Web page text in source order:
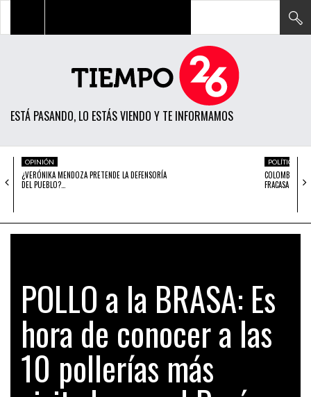
ESTÁ PASANDO, LO ESTÁS VIENDO Y TE INFORMAMOS
POLÍTICA
ECONOMÍA
SOCIEDAD
OPINIÓN
TECH
VIDEOS
OPINIÓN
¿VERÓNIKA MENDOZA PRETENDE LA DEFENSORÍA
DEL PUEBLO?…
POLÍTICA
COLOMBIA:
FRACASA UNA…
POLLO a la BRASA: Es
hora de conocer a las
10 pollerías más